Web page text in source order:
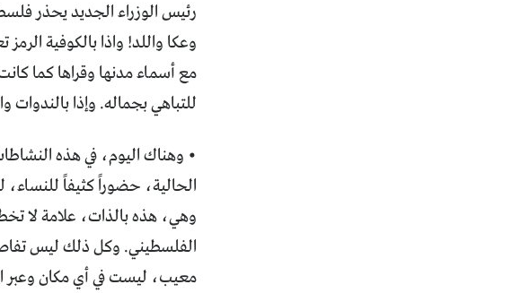
رئيس الوزراء الجديد يحذر
وعكا واللد! واذا بالكوفية
مع أسماء مدنها وقراها كما
للتباهي بجماله. وإذا
• وهناك اليوم، في هذه
الحالية، حضوراً كثيفاً للنساء،
وهي، هذه بالذات، علامة لا
الفلسطيني. وكل ذلك ليس
معيب، ليست في أي مكان وعبر